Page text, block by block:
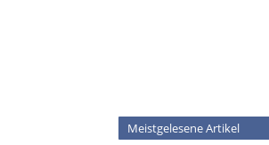
Meistgelesene Artikel